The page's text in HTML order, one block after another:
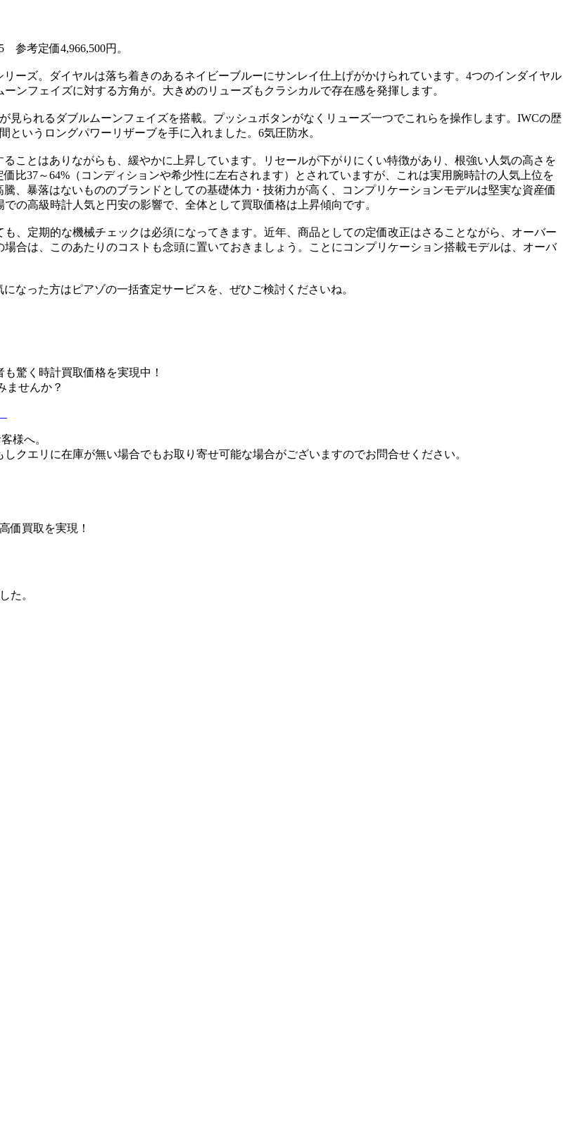
参考定価4,966,500円。
ーズ。ダイヤルは落ち着きのあるネイビーブルーにサンレイ仕上げがかけられています。4つのインダイヤル
ンフェイズに対する方角が。大きめのリューズもクラシカルで存在感を発揮します。
見られるダブルムーンフェイズを搭載。プッシュボタンがなくリューズ一つでこれらを操作します。IWCの歴
いうロングパワーリザーブを手に入れました。6気圧防水。
ことはありながらも、緩やかに上昇しています。リセールが下がりにくい特徴があり、根強い人気の高さを
比37～64%（コンディションや希少性に左右されます）とされていますが、これは実用腕時計の人気上位を
、暴落はないもののブランドとしての基礎体力・技術力が高く、コンプリケーションモデルは堅実な資産価
の高級時計人気と円安の影響で、全体として買取価格は上昇傾向です。
、定期的な機械チェックは必須になってきます。近年、商品としての定価改正はさることながら、オーバー
合は、このあたりのコストも念頭に置いておきましょう。ことにコンプリケーション搭載モデルは、オーバ
なった方はピアゾの一括査定サービスを、ぜひご検討くださいね。
驚く時計買取価格を実現中！
ませんか？
様へ。
クエリに在庫が無い場合でもお取り寄せ可能な場合がございますのでお問合せください。
価買取を実現！
た。